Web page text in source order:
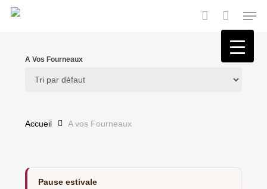
A Vos Fourneaux
Accueil A vos Fourneaux
Pause estivale